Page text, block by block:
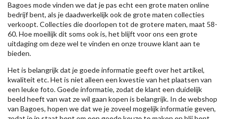
Bagoes mode vinden we dat je pas echt een grote maten online
bedrijf bent, als je daadwerkelijk ook de grote maten collecties
verkoopt. Collecties die doorlopen tot de grotere maten, maat 58-
60. Hoe moeilijk dit soms ook is, het blijft voor ons een grote
uitdaging om deze wel te vinden en onze trouwe klant aan te
bieden.
Het is belangrijk dat je goede informatie geeft over het artikel,
kwaliteit etc. Het is niet alleen een kwestie van het plaatsen van
een leuke foto. Goede informatie, zodat de klant een duidelijk
beeld heeft van wat ze wil gaan kopen is belangrijk. In de webshop
van Bagoes, hopen we dat we je zoveel mogelijk informatie geven,